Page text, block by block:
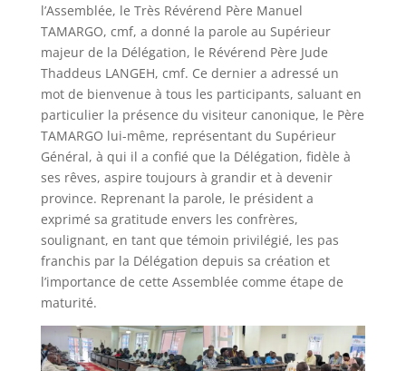
l’Assemblée, le Très Révérend Père Manuel
TAMARGO, cmf, a donné la parole au Supérieur
majeur de la Délégation, le Révérend Père Jude
Thaddeus LANGEH, cmf. Ce dernier a adressé un
mot de bienvenue à tous les participants, saluant en
particulier la présence du visiteur canonique, le Père
TAMARGO lui-même, représentant du Supérieur
Général, à qui il a confié que la Délégation, fidèle à
ses rêves, aspire toujours à grandir et à devenir
province. Reprenant la parole, le président a
exprimé sa gratitude envers les confrères,
soulignant, en tant que témoin privilégié, les pas
franchis par la Délégation depuis sa création et
l’importance de cette Assemblée comme étape de
maturité.